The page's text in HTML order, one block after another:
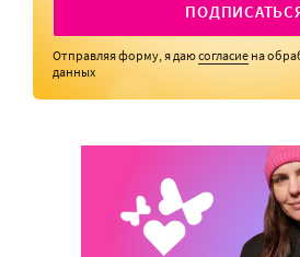
Отправляя форму, я даюсогласие на
данных